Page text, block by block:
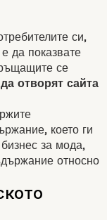
си,
да показвате
се
отворят сайта
което ги
за мода,
относно